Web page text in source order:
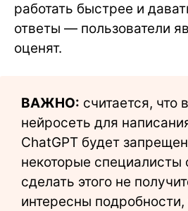
работать быстрее и
ответы — пользователи
оценят.
ВАЖНО: считается, что
нейросеть для
ChatGPT будет
некоторые специалисты
сделать этого не
интересны подробности,